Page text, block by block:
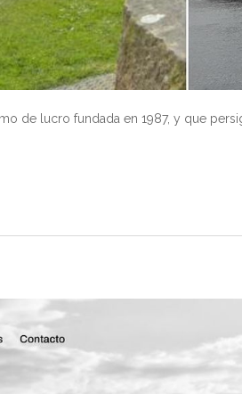
de lucro fundada en 1987, y que